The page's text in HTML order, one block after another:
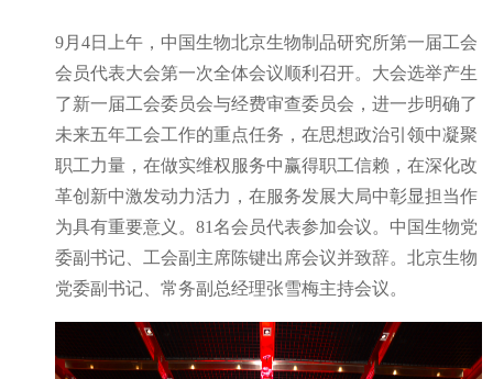
9月4日上午，中国生物北京生物制品研究所第一届工会
会员代表大会第一次全体会议顺利召开。大会选举产生
了新一届工会委员会与经费审查委员会，进一步明确了
未来五年工会工作的重点任务，在思想政治引领中凝聚
职工力量，在做实维权服务中赢得职工信赖，在深化改
革创新中激发动力活力，在服务发展大局中彰显担当作
为具有重要意义。81名会员代表参加会议。中国生物党
委副书记、工会副主席陈键出席会议并致辞。北京生物
党委副书记、常务副总经理张雪梅主持会议。